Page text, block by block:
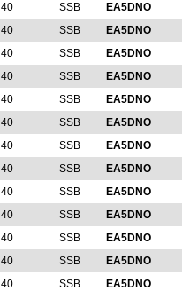
40 SSB EA5DNO
40 SSB EA5DNO
40 SSB EA5DNO
40 SSB EA5DNO
40 SSB EA5DNO
40 SSB EA5DNO
40 SSB EA5DNO
40 SSB EA5DNO
40 SSB EA5DNO
40 SSB EA5DNO
40 SSB EA5DNO
40 SSB EA5DNO
40 SSB EA5DNO